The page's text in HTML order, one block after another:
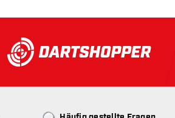
Produkte auf Lager, Versand